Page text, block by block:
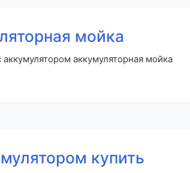
мойка
аккумуляторная мойка
купить